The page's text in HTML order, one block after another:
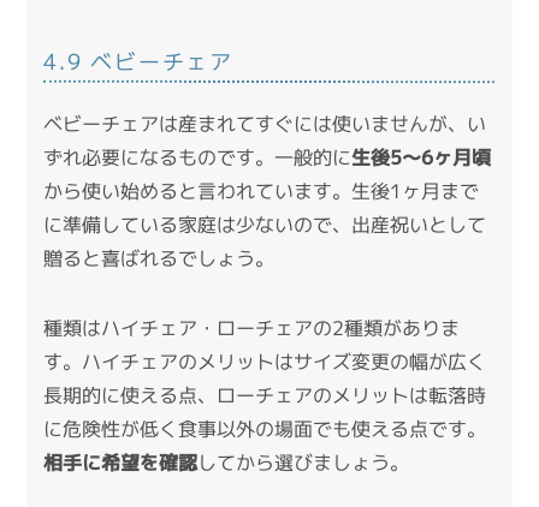
4.9 ベビーチェア
ベビーチェアは産まれてすぐには使いませんが、い
ずれ必要になるものです。一般的に生後5～6ヶ月頃
から使い始めると言われています。生後1ヶ月まで
に準備している家庭は少ないので、出産祝いとして
贈ると喜ばれるでしょう。
種類はハイチェア・ローチェアの2種類がありま
す。ハイチェアのメリットはサイズ変更の幅が広く
長期的に使える点、ローチェアのメリットは転落時
に危険性が低く食事以外の場面でも使える点です。
相手に希望を確認してから選びましょう。